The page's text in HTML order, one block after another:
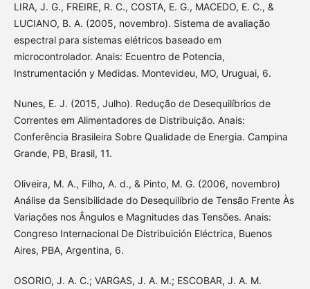
LIRA, J. G., FREIRE, R. C., COSTA, E. G., MACEDO, E. C., &
LUCIANO, B. A. (2005, novembro). Sistema de avaliação
espectral para sistemas elétricos baseado em
microcontrolador. Anais: Ecuentro de Potencia,
Instrumentación y Medidas. Montevideu, MO, Uruguai, 6.
Nunes, E. J. (2015, Julho). Redução de Desequilíbrios de
Correntes em Alimentadores de Distribuição. Anais:
Conferência Brasileira Sobre Qualidade de Energia. Campina
Grande, PB, Brasil, 11.
Oliveira, M. A., Filho, A. d., & Pinto, M. G. (2006, novembro)
Análise da Sensibilidade do Desequilíbrio de Tensão Frente Às
Variações nos Ângulos e Magnitudes das Tensões. Anais:
Congreso Internacional De Distribuición Eléctrica, Buenos
Aires, PBA, Argentina, 6.
OSORIO, J. A. C.; VARGAS, J. A. M.; ESCOBAR, J. A. M.